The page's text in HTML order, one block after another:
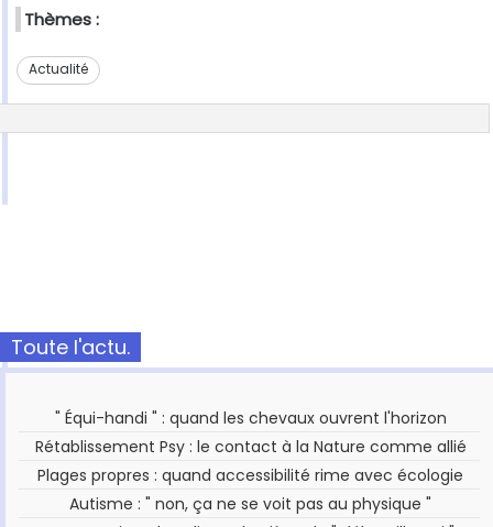
Thèmes :
Actualité
Toute l'actu.
" Équi-handi " : quand les chevaux ouvrent l'horizon
Rétablissement Psy : le contact à la Nature comme allié
Plages propres : quand accessibilité rime avec écologie
Autisme : " non, ça ne se voit pas au physique "